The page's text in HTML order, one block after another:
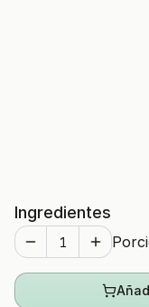
Ingredientes